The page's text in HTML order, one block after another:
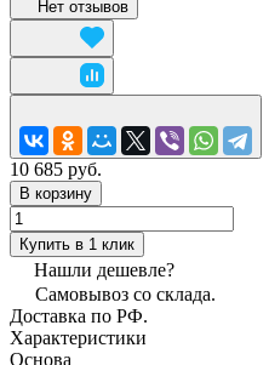
Нет отзывов
10 685 руб.
В корзину
Купить в 1 клик
Нашли дешевле?
Самовывоз со склада.
Доставка по РФ.
Характеристики
Основа